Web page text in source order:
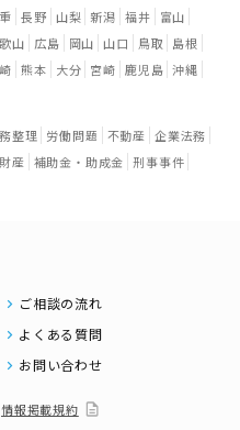
長野 山梨 新潟 福井
富山
山 広島 岡山 山口 鳥取
島根
熊本 大分 宮崎 鹿児島 沖縄
整理 労働問題 不動産 企業法務
産 補助金・助成金 刑事事件
ご相談の流れ
よくある質問
お問い合わせ
情報掲載規約